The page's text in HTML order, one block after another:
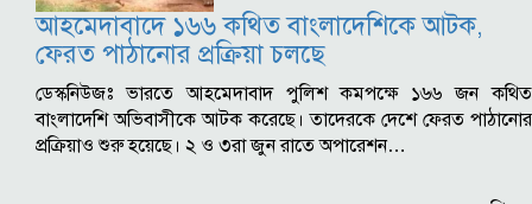
আহমেদাবাদে ১৬৬ কথিত বাংলাদেশিকে আটক,
ফেরত পাঠানোর প্রক্রিয়া চলছে
ডেস্কনিউজঃ ভারতে আহমেদাবাদ পুলিশ কমপক্ষে ১৬৬ জন কথিত
বাংলাদেশি অভিবাসীকে আটক করেছে। তাদেরকে দেশে ফেরত পাঠানোর
প্রক্রিয়াও শুরু হয়েছে। ২ ও ৩রা জুন রাতে অপারেশন…